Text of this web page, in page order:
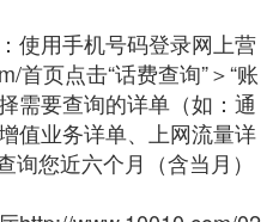
使用手机号码登录网上营
首页点击“话费查询”＞“账
需要查询的详单（如：通
值业务详单、上网流量详
您近六个月（含当月）